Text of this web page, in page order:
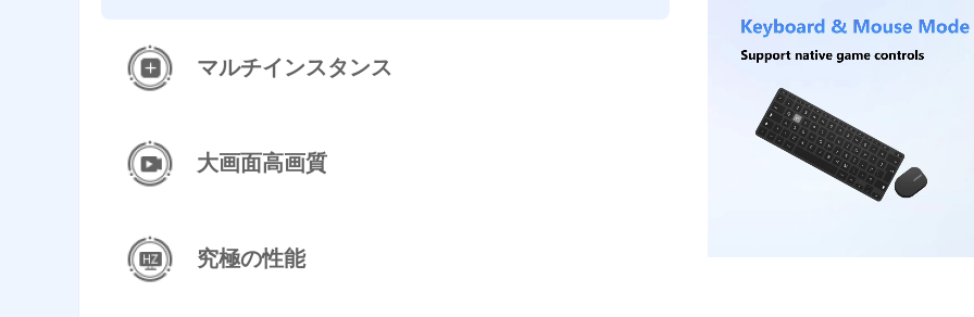
マルチインスタンス
大画面高画質
究極の性能